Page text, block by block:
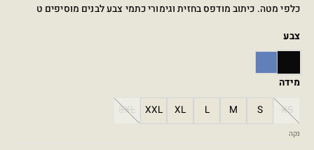
צבע
מידה
XS
S
M
L
XL
XXL
3XL
נקה
כלפי מטה. כיתוב מודפס בחזית וגימורי כתמי צבע לבנים מוסיפים ט